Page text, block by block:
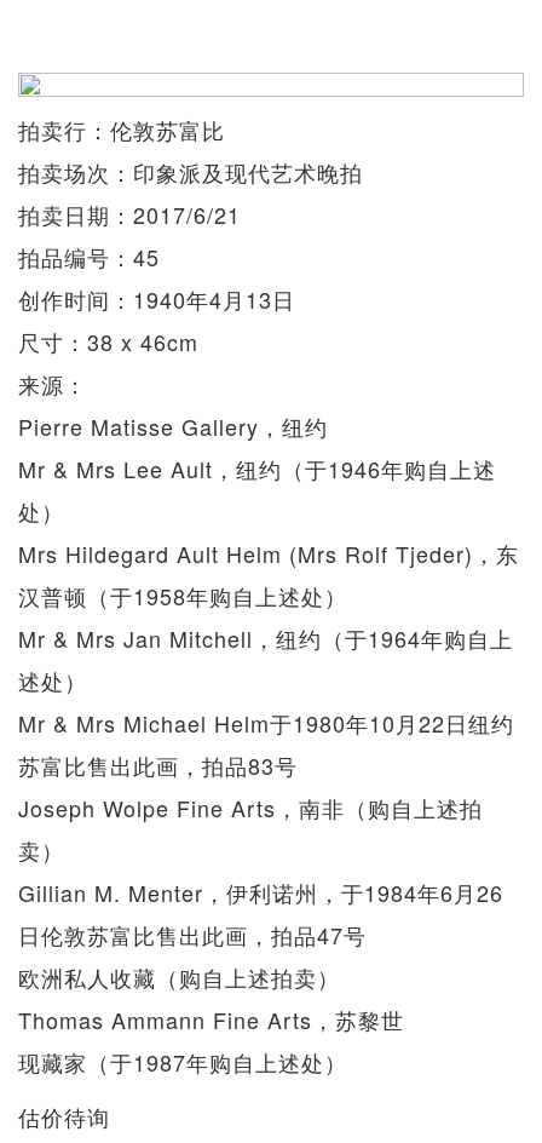
拍卖行：伦敦苏富比
拍卖场次：印象派及现代艺术晚拍
拍卖日期：2017/6/21
拍品编号：45
创作时间：1940年4月13日
尺寸：38 x 46cm
来源：
Pierre Matisse Gallery，纽约
Mr & Mrs Lee Ault，纽约（于1946年购自上述
处）
Mrs Hildegard Ault Helm (Mrs Rolf Tjeder)，东
汉普顿（于1958年购自上述处）
Mr & Mrs Jan Mitchell，纽约（于1964年购自上
述处）
Mr & Mrs Michael Helm于1980年10月22日纽约
苏富比售出此画，拍品83号
Joseph Wolpe Fine Arts，南非（购自上述拍
卖）
Gillian M. Menter，伊利诺州，于1984年6月26
日伦敦苏富比售出此画，拍品47号
欧洲私人收藏（购自上述拍卖）
Thomas Ammann Fine Arts，苏黎世
​​​​​​​现藏家（于1987年购自上述处）
估价待询